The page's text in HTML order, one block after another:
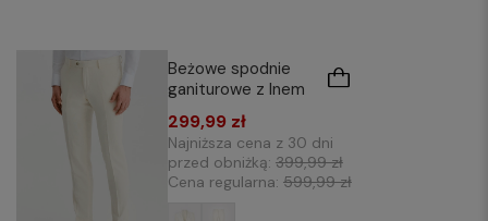
Beżowe spodnie
ganiturowe z lnem
299,99 zł
Najniższa cena z 30 dni
przed obniżką: 399,99 zł
Cena regularna: 599,99 zł